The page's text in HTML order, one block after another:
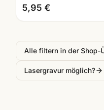
5,95 €
Alle filtern in der Shop-
Lasergravur möglich?